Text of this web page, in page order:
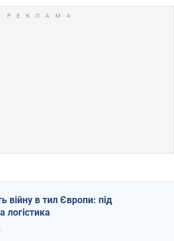
війну в тил Європи: під
логістика